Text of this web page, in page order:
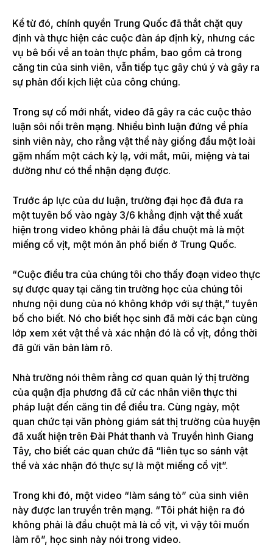
Kể từ đó, chính quyền Trung Quốc đã thắt chặt quy
định và thực hiện các cuộc đàn áp định kỳ, nhưng các
vụ bê bối về an toàn thực phẩm, bao gồm cả trong
căng tin của sinh viên, vẫn tiếp tục gây chú ý và gây ra
sự phản đối kịch liệt của công chúng.
Trong sự cố mới nhất, video đã gây ra các cuộc thảo
luận sôi nổi trên mạng. Nhiều bình luận đứng về phía
sinh viên này, cho rằng vật thể này giống đầu một loài
gặm nhấm một cách kỳ lạ, với mắt, mũi, miệng và tai
dường như có thể nhận dạng được.
Trước áp lực của dư luận, trường đại học đã đưa ra
một tuyên bố vào ngày 3/6 khẳng định vật thể xuất
hiện trong video không phải là đầu chuột mà là một
miếng cổ vịt, một món ăn phổ biến ở Trung Quốc.
“Cuộc điều tra của chúng tôi cho thấy đoạn video thực
sự được quay tại căng tin trường học của chúng tôi
nhưng nội dung của nó không khớp với sự thật,” tuyên
bố cho biết. Nó cho biết học sinh đã mời các bạn cùng
lớp xem xét vật thể và xác nhận đó là cổ vịt, đồng thời
đã gửi văn bản làm rõ.
Nhà trường nói thêm rằng cơ quan quản lý thị trường
của quận địa phương đã cử các nhân viên thực thi
pháp luật đến căng tin để điều tra. Cùng ngày, một
quan chức tại văn phòng giám sát thị trường của huyện
đã xuất hiện trên Đài Phát thanh và Truyền hình Giang
Tây, cho biết các quan chức đã “liên tục so sánh vật
thể và xác nhận đó thực sự là một miếng cổ vịt”.
Trong khi đó, một video “làm sáng tỏ” của sinh viên
này được lan truyền trên mạng. “Tôi phát hiện ra đó
không phải là đầu chuột mà là cổ vịt, vì vậy tôi muốn
làm rõ”, học sinh này nói trong video.